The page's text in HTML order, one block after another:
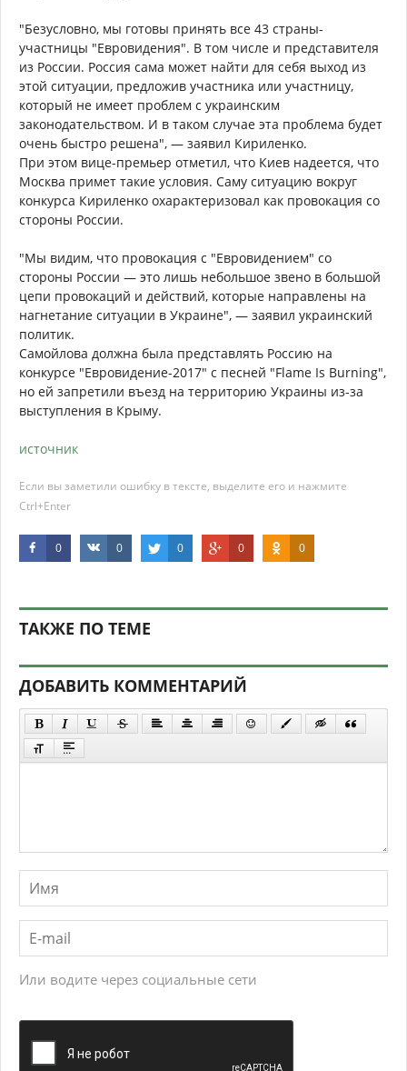
"Безусловно, мы готовы принять все 43 страны-
участницы "Евровидения". В том числе и представителя
из России. Россия сама может найти для себя выход из
этой ситуации, предложив участника или участницу,
который не имеет проблем с украинским
законодательством. И в таком случае эта проблема будет
очень быстро решена", — заявил Кириленко.
При этом вице-премьер отметил, что Киев надеется, что
Москва примет такие условия. Саму ситуацию вокруг
конкурса Кириленко охарактеризовал как провокация со
стороны России.
"Мы видим, что провокация с "Евровидением" со
стороны России — это лишь небольшое звено в большой
цепи провокаций и действий, которые направлены на
нагнетание ситуации в Украине", — заявил украинский
политик.
Самойлова должна была представлять Россию на
конкурсе "Евровидение-2017" с песней "Flame Is Burning",
но ей запретили въезд на территорию Украины из-за
выступления в Крыму.
источник
Если вы заметили ошибку в тексте, выделите его и нажмите
Ctrl+Enter
0 0 0 0 0
ТАКЖЕ ПО ТЕМЕ
ДОБАВИТЬ КОММЕНТАРИЙ
Или водите через социальные сети